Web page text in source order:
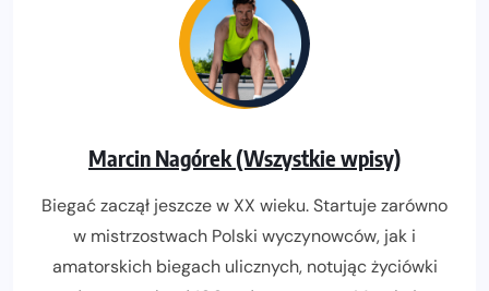
Marcin Nagórek (Wszystkie wpisy)
Biegać zaczął jeszcze w XX wieku. Startuje zarówno
w mistrzostwach Polski wyczynowców, jak i
amatorskich biegach ulicznych, notując życiówki